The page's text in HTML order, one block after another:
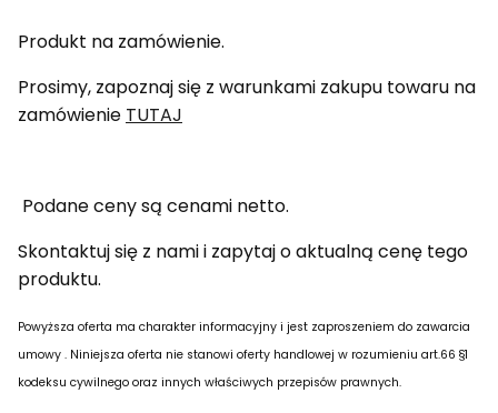
Produkt na zamówienie.
Prosimy, zapoznaj się z warunkami zakupu towaru na
zamówienie TUTAJ
Podane ceny są cenami netto.
Skontaktuj się z nami i zapytaj o aktualną cenę tego
produktu.
Powyższa oferta ma charakter informacyjny i jest zaproszeniem do zawarcia
umowy . Niniejsza oferta nie stanowi oferty handlowej w rozumieniu art.66 §1
kodeksu cywilnego oraz innych właściwych przepisów prawnych.